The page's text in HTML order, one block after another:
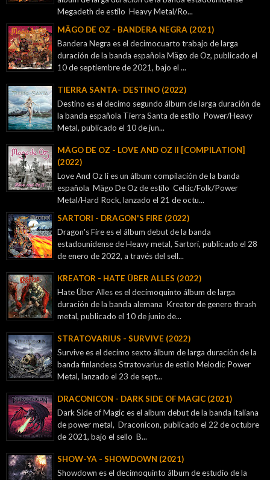
Megadeth de estilo Heavy Metal/Ro...
MÄGO DE OZ - BANDERA NEGRA (2021)
Bandera Negra es el decimocuarto trabajo de larga
duración de la banda española Mägo de Oz, publicado el
10 de septiembre de 2021, bajo el ...
TIERRA SANTA- DESTINO (2022)
Destino es el decimo segundo álbum de larga duración de
la banda española Tierra Santa de estilo Power/Heavy
Metal, publicado el 10 de jun...
MÄGO DE OZ - LOVE AND OZ II [COMPILATION]
(2022)
Love And Oz Ii es un álbum compilación de la banda
española Mägo De Oz de estilo Celtic/Folk/Power
Metal/Hard Rock, lanzado el 21 de octu...
SARTORI - DRAGON'S FIRE (2022)
Dragon's Fire es el álbum debut de la banda
estadounidense de Heavy metal, Sartori, publicado el 28
de enero de 2022, a través del sell...
KREATOR - ‎HATE ÜBER ALLES (2022)
Hate Über Alles es el decimoquinto álbum de larga
duración de la banda alemana Kreator de genero thrash
metal, publicado el 10 de junio de...
STRATOVARIUS - SURVIVE (2022)
Survive es el decimo sexto álbum de larga duración de la
banda finlandesa Stratovarius de estilo Melodic Power
Metal, lanzado el 23 de sept...
DRACONICON - DARK SIDE OF MAGIC (2021)
Dark Side of Magic es el album debut de la banda italiana
de power metal, Draconicon, publicado el 22 de octubre
de 2021, bajo el sello B...
SHOW-YA - SHOWDOWN (2021)
Showdown es el decimoquinto álbum de estudio de la